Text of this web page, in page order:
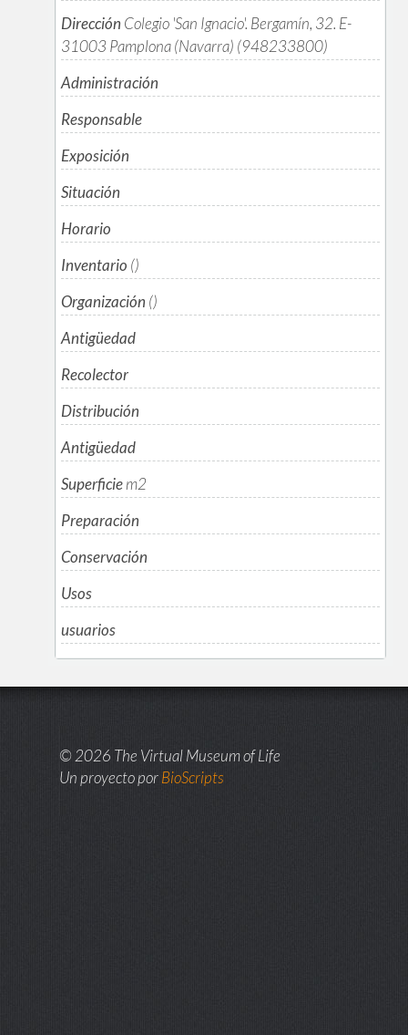
Dirección Colegio 'San Ignacio'. Bergamín, 32. E-
31003 Pamplona (Navarra) (948233800)
Administración
Responsable
Exposición
Situación
Horario
Inventario ()
Organización ()
Antigüedad
Recolector
Distribución
Antigüedad
Superficiem2
Preparación
Conservación
Usos
usuarios
© 2026 The Virtual Museum of Life
Un proyecto porBioScripts